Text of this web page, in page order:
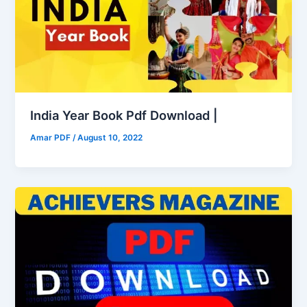
India Year Book Pdf Download |
Amar PDF/August 10, 2022